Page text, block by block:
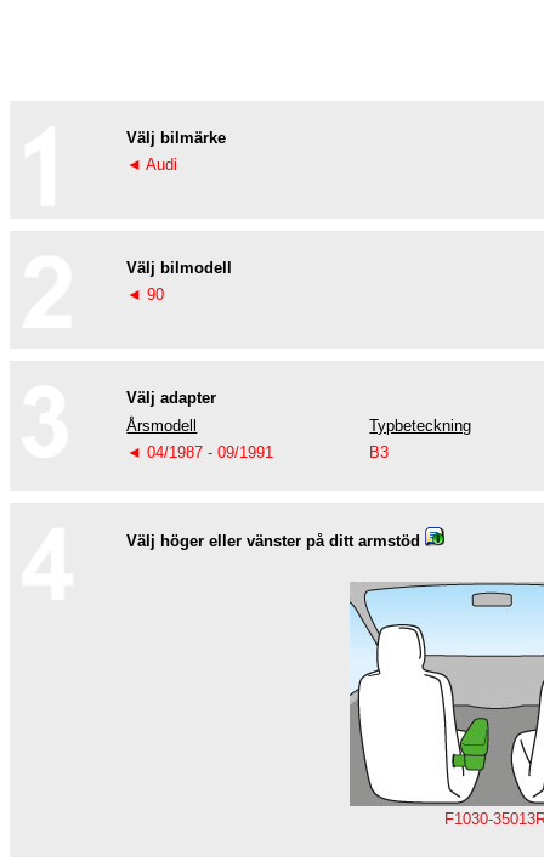
Välj bilmärke
◄ Audi
Välj bilmodell
◄ 90
Välj adapter
Årsmodell
Typbeteckning
◄ 04/1987 - 09/1991
B3
Välj höger eller vänster på ditt armstöd
F1030-